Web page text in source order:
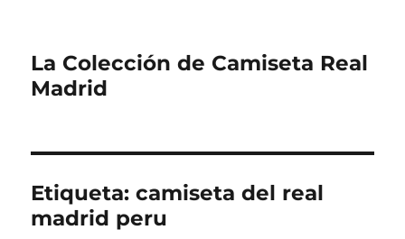
La Colección de Camiseta Real
Madrid
Etiqueta:camiseta del real
madrid peru